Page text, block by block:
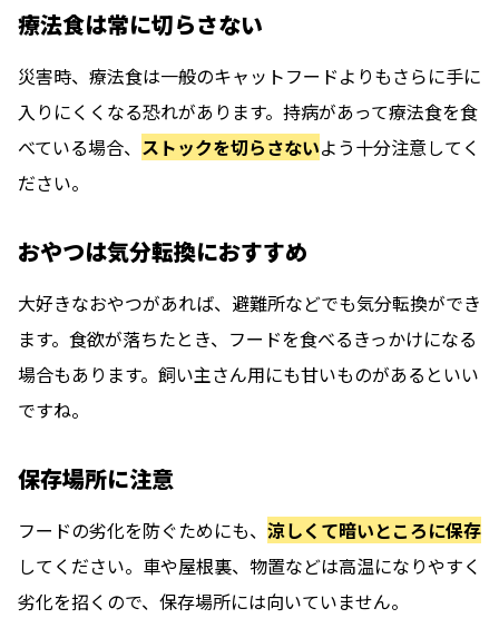
療法食は常に切らさない
災害時、療法食は一般のキャットフードよりもさらに手に
入りにくくなる恐れがあります。持病があって療法食を食
べている場合、 ストックを切らさないよう十分注意してく
ださい。
おやつは気分転換におすすめ
大好きなおやつがあれば、避難所などでも気分転換ができ
ます。食欲が落ちたとき、フードを食べるきっかけになる
場合もあります。飼い主さん用にも甘いものがあるといい
ですね。
保存場所に注意
フードの劣化を防ぐためにも、 涼しくて暗いところに保存
してください。車や屋根裏、物置などは高温になりやすく
劣化を招くので、保存場所には向いていません。